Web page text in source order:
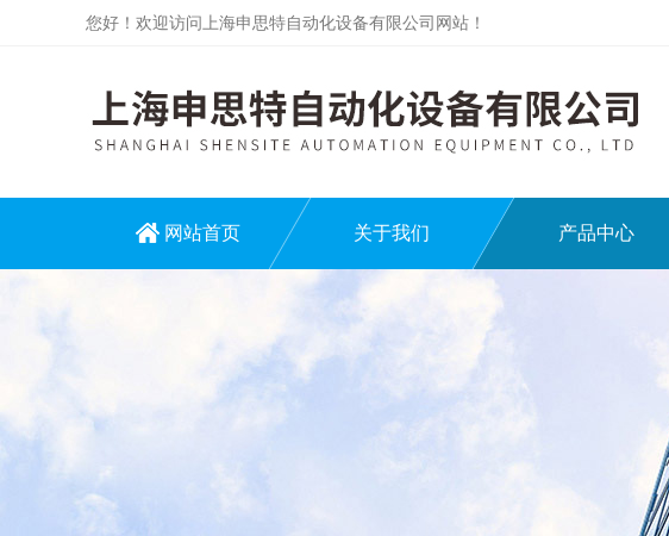
您好！欢迎访问上海申思特自动化设备有限公司网站！
网站首页 关于我们 产品中心